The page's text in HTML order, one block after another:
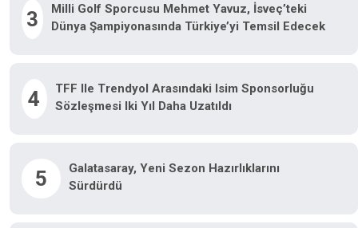
3
Milli Golf Sporcusu Mehmet Yavuz, İsveç’teki
Dünya Şampiyonasında Türkiye’yi Temsil Edecek
4
TFF Ile Trendyol Arasındaki Isim Sponsorluğu
Sözleşmesi Iki Yıl Daha Uzatıldı
5
Galatasaray, Yeni Sezon Hazırlıklarını
Sürdürdü